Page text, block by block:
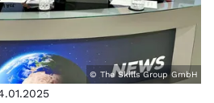
© The Skills Group GmbH